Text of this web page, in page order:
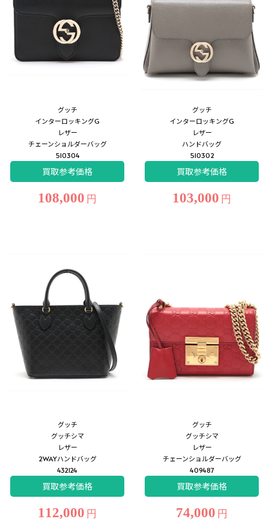
グッチ
インターロッキングG
レザー
チェーンショルダーバッグ
510304
買取参考価格
108,000 円
グッチ
インターロッキングG
レザー
ハンドバッグ
510302
買取参考価格
103,000 円
グッチ
グッチシマ
レザー
2WAYハンドバッグ
432124
買取参考価格
112,000 円
グッチ
グッチシマ
レザー
チェーンショルダーバッグ
409487
買取参考価格
74,000 円